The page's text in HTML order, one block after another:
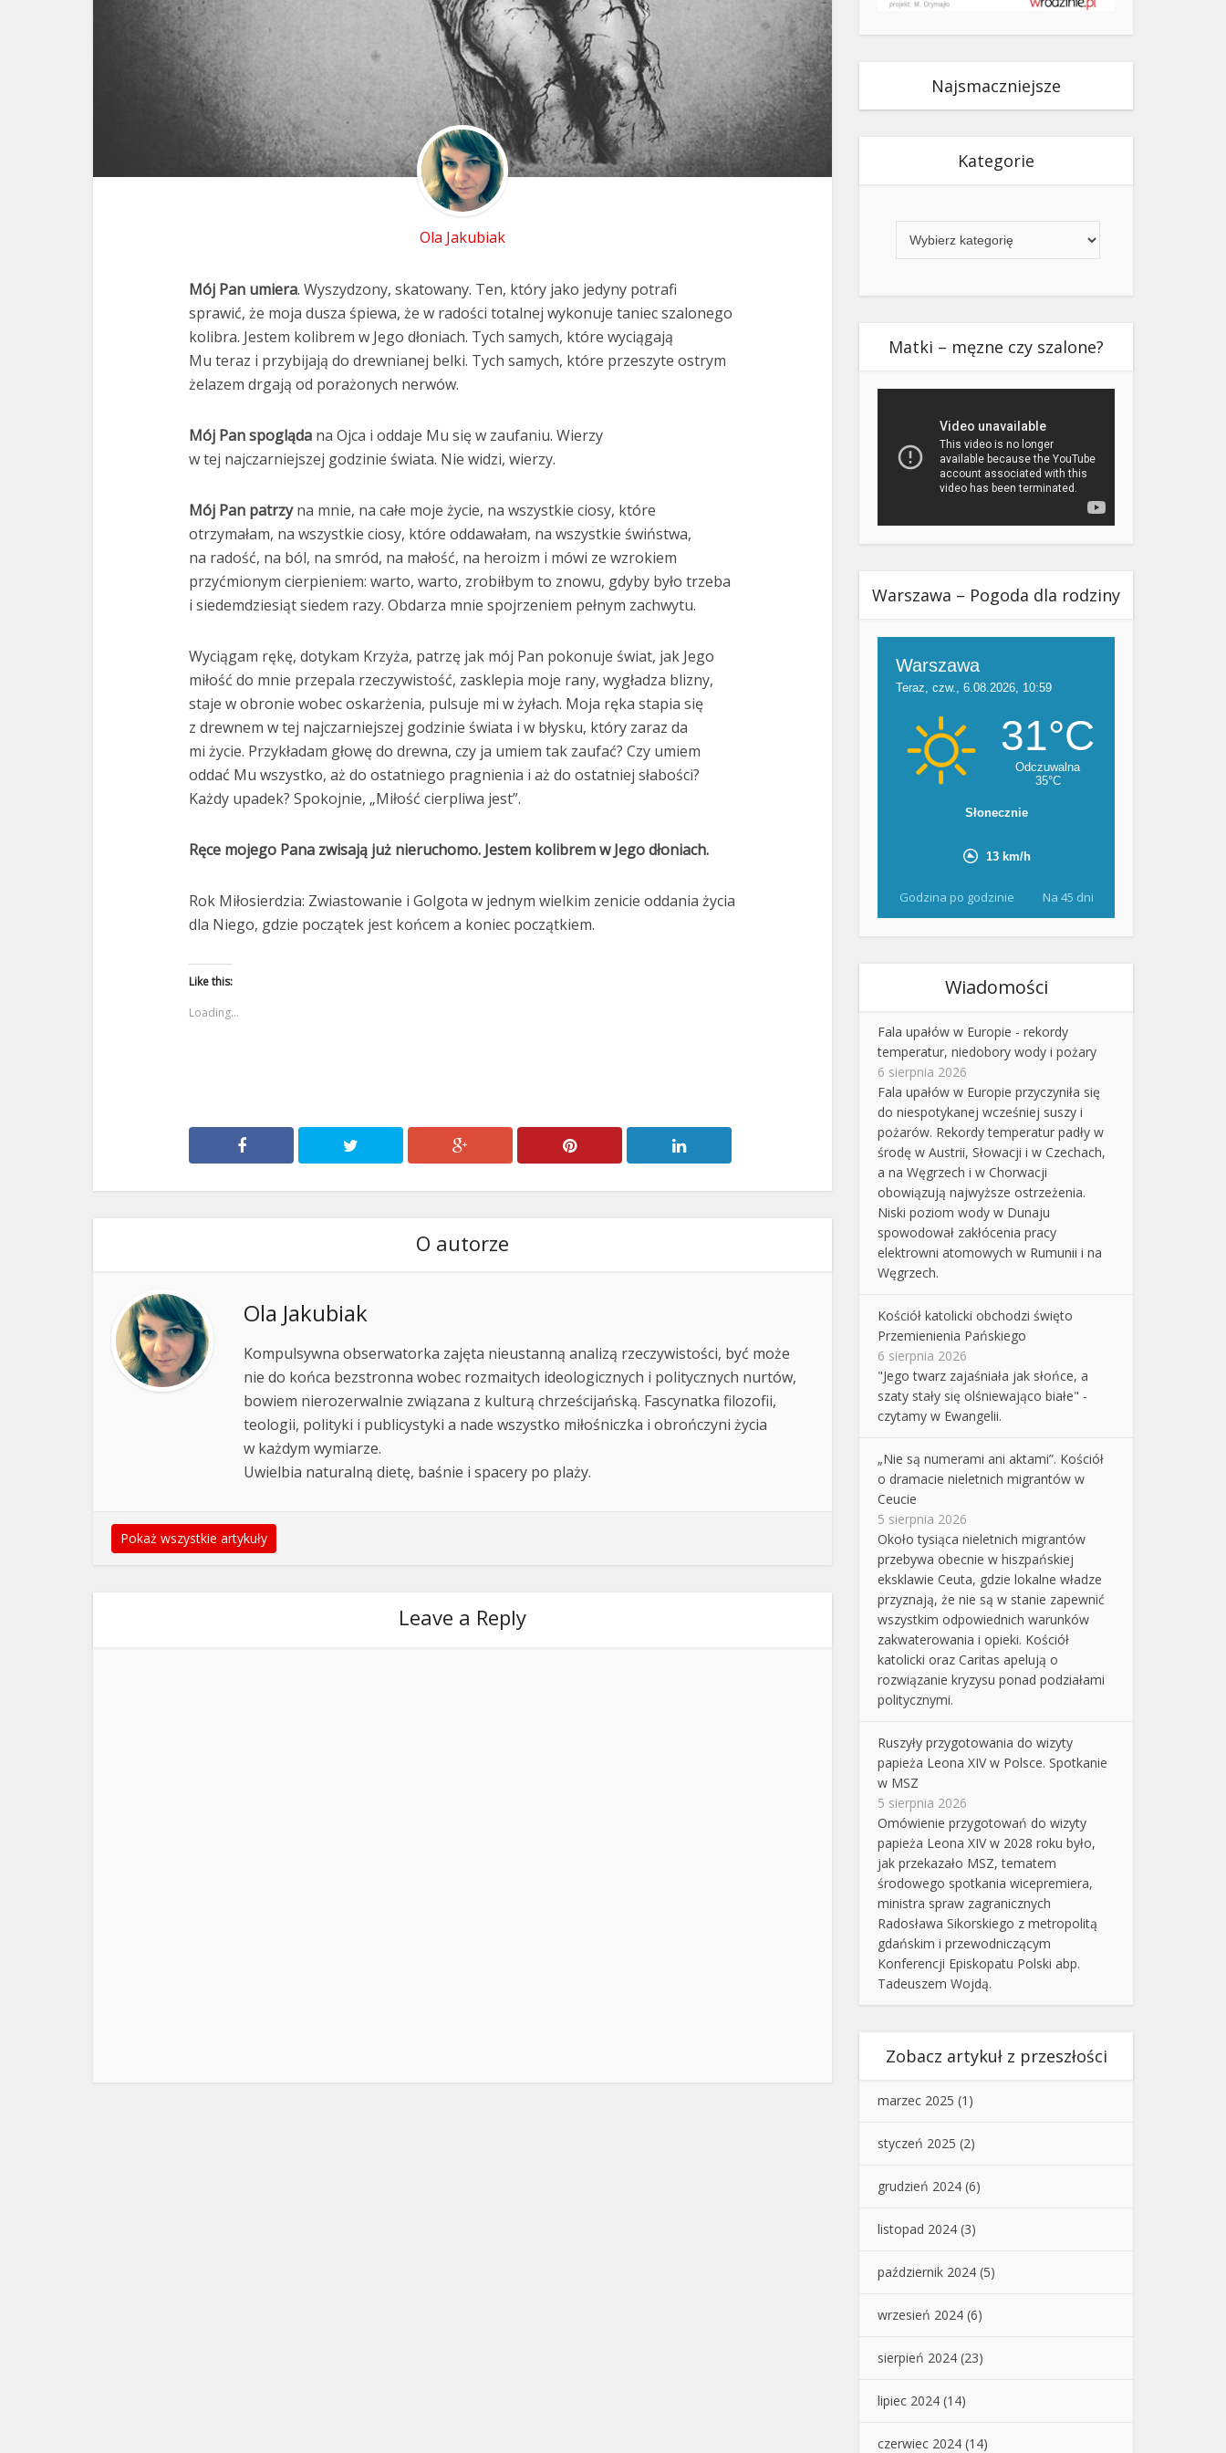
Ola Jakubiak
Mój Pan umiera. Wyszydzony, skatowany. Ten, który jako jedyny potrafi
sprawić, że moja dusza śpiewa, że w radości totalnej wykonuje taniec szalonego
kolibra. Jestem kolibrem w Jego dłoniach. Tych samych, które wyciągają
Mu teraz i przybijają do drewnianej belki. Tych samych, które przeszyte ostrym
żelazem drgają od porażonych nerwów.
Mój Pan spogląda na Ojca i oddaje Mu się w zaufaniu. Wierzy
w tej najczarniejszej godzinie świata. Nie widzi, wierzy.
Mój Pan patrzyna mnie, na całe moje życie, na wszystkie ciosy, które
otrzymałam, na wszystkie ciosy, które oddawałam, na wszystkie świństwa,
na radość, na ból, na smród, na małość, na heroizm i mówi ze wzrokiem
przyćmionym cierpieniem: warto, warto, zrobiłbym to znowu, gdyby było trzeba
i siedemdziesiąt siedem razy. Obdarza mnie spojrzeniem pełnym zachwytu.
Wyciągam rękę, dotykam Krzyża, patrzę jak mój Pan pokonuje świat, jak Jego
miłość do mnie przepala rzeczywistość, zasklepia moje rany, wygładza blizny,
staje w obronie wobec oskarżenia, pulsuje mi w żyłach. Moja ręka stapia się
z drewnem w tej najczarniejszej godzinie świata i w błysku, który zaraz da
mi życie. Przykładam głowę do drewna, czy ja umiem tak zaufać? Czy umiem
oddać Mu wszystko, aż do ostatniego pragnienia i aż do ostatniej słabości?
Każdy upadek? Spokojnie, „Miłość cierpliwa jest”.
Ręce mojego Pana zwisają już nieruchomo. Jestem kolibrem w Jego dłoniach.
Rok Miłosierdzia: Zwiastowanie i Golgota w jednym wielkim zenicie oddania życia
dla Niego, gdzie początek jest końcem a koniec początkiem.
Like this:
Loading...
O autorze
Ola Jakubiak
Kompulsywna obserwatorka zajęta nieustanną analizą rzeczywistości, być może
nie do końca bezstronna wobec rozmaitych ideologicznych i politycznych nurtów,
bowiem nierozerwalnie związana z kulturą chrześcijańską. Fascynatka filozofii,
teologii, polityki i publicystyki a nade wszystko miłośniczka i obrończyni życia
w każdym wymiarze.
Uwielbia naturalną dietę, baśnie i spacery po plaży.
Pokaż wszystkie artykuły
Leave a Reply
Najsmaczniejsze
Kategorie
Matki – męzne czy szalone?
Warszawa – Pogoda dla rodziny
Godzina po godzinie Na 45 dni
Wiadomości
Fala upałów w Europie - rekordy
temperatur, niedobory wody i pożary
6 sierpnia 2026
Fala upałów w Europie przyczyniła się
do niespotykanej wcześniej suszy i
pożarów. Rekordy temperatur padły w
środę w Austrii, Słowacji i w Czechach,
a na Węgrzech i w Chorwacji
obowiązują najwyższe ostrzeżenia.
Niski poziom wody w Dunaju
spowodował zakłócenia pracy
elektrowni atomowych w Rumunii i na
Węgrzech.
Kościół katolicki obchodzi święto
Przemienienia Pańskiego
6 sierpnia 2026
"Jego twarz zajaśniała jak słońce, a
szaty stały się olśniewająco białe" -
czytamy w Ewangelii.
„Nie są numerami ani aktami”. Kościół
o dramacie nieletnich migrantów w
Ceucie
5 sierpnia 2026
Około tysiąca nieletnich migrantów
przebywa obecnie w hiszpańskiej
eksklawie Ceuta, gdzie lokalne władze
przyznają, że nie są w stanie zapewnić
wszystkim odpowiednich warunków
zakwaterowania i opieki. Kościół
katolicki oraz Caritas apelują o
rozwiązanie kryzysu ponad podziałami
politycznymi.
Ruszyły przygotowania do wizyty
papieża Leona XIV w Polsce. Spotkanie
w MSZ
5 sierpnia 2026
Omówienie przygotowań do wizyty
papieża Leona XIV w 2028 roku było,
jak przekazało MSZ, tematem
środowego spotkania wicepremiera,
ministra spraw zagranicznych
Radosława Sikorskiego z metropolitą
gdańskim i przewodniczącym
Konferencji Episkopatu Polski abp.
Tadeuszem Wojdą.
Zobacz artykuł z przeszłości
marzec 2025 (1)
styczeń 2025 (2)
grudzień 2024 (6)
listopad 2024 (3)
październik 2024 (5)
wrzesień 2024 (6)
sierpień 2024 (23)
lipiec 2024 (14)
czerwiec 2024 (14)